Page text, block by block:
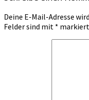
Deine E-Mail-Adresse
Felder sind mit * markiert